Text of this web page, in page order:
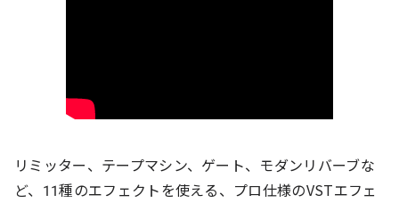
リミッター、テープマシン、ゲート、モダンリバーブな
ど、11種のエフェクトを使える、プロ仕様のVSTエフェ